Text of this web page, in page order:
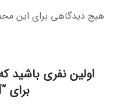
هیچ دیدگاهی برای این
اولین نفری باشید
برای